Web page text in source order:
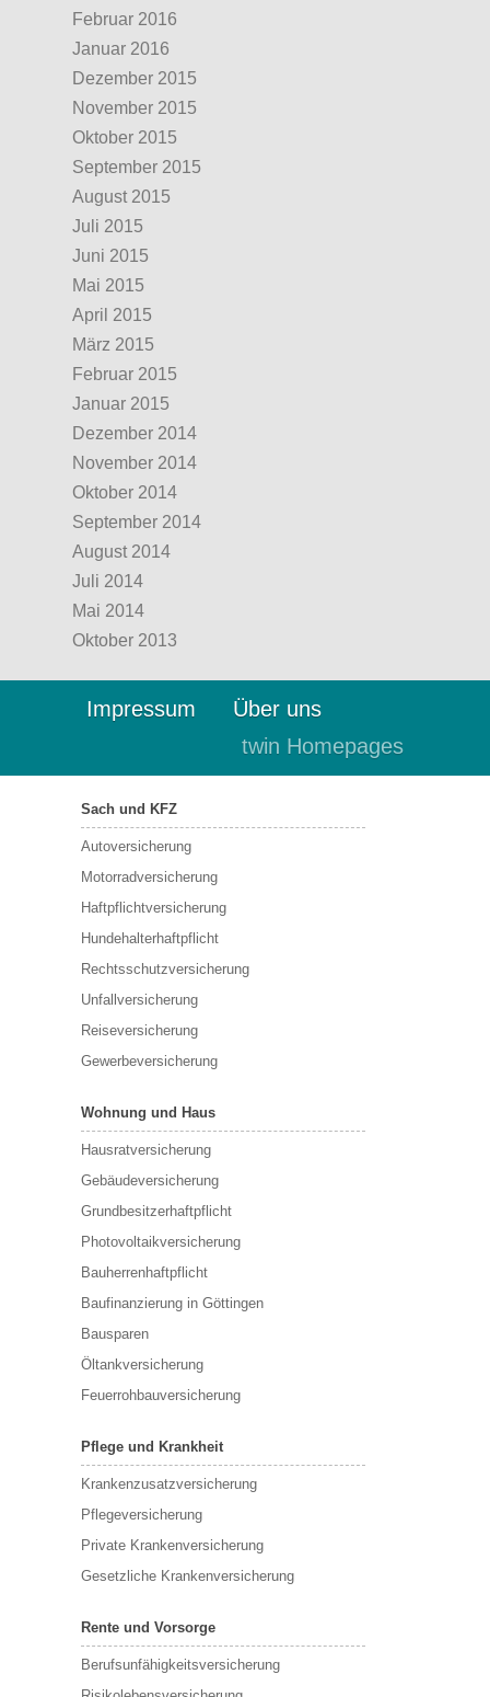
Februar 2016
Januar 2016
Dezember 2015
November 2015
Oktober 2015
September 2015
August 2015
Juli 2015
Juni 2015
Mai 2015
April 2015
März 2015
Februar 2015
Januar 2015
Dezember 2014
November 2014
Oktober 2014
September 2014
August 2014
Juli 2014
Mai 2014
Oktober 2013
Impressum
Über uns
twin Homepages
Sach und KFZ
Autoversicherung
Motorradversicherung
Haftpflichtversicherung
Hundehalterhaftpflicht
Rechtsschutzversicherung
Unfallversicherung
Reiseversicherung
Gewerbeversicherung
Wohnung und Haus
Hausratversicherung
Gebäudeversicherung
Grundbesitzerhaftpflicht
Photovoltaikversicherung
Bauherrenhaftpflicht
Baufinanzierung in Göttingen
Bausparen
Öltankversicherung
Feuerrohbauversicherung
Pflege und Krankheit
Krankenzusatzversicherung
Pflegeversicherung
Private Krankenversicherung
Gesetzliche Krankenversicherung
Rente und Vorsorge
Berufs­unfähigkeitsversicherung